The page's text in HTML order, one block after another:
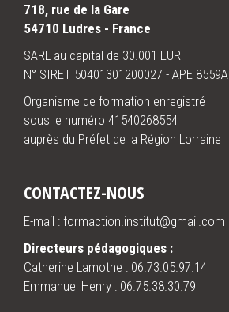
718, rue de la Gare
54710 Ludres - France
SARL au capital de 30.001 EUR
N° SIRET 50401301200027 - APE 8559A
Organisme de formation enregistré
sous le numéro 41540268554
auprès du Préfet de la Région Lorraine
CONTACTEZ-NOUS
E-mail : formaction.institut@gmail.com
Directeurs pédagogiques :
Catherine Lamothe : 06.73.05.97.14
Emmanuel Henry : 06.75.38.30.79